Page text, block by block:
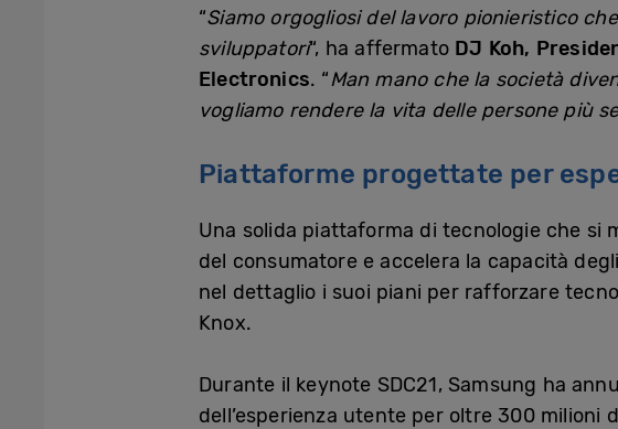
“Siamo orgogliosi del lavoro pionieristico
sviluppatori“, ha affermato DJ Koh,
Electronics. “Man mano che la società
vogliamo rendere la vita delle persone più
Piattaforme progettate per
Una solida piattaforma di tecnologie che si
del consumatore e accelera la capacità
nel dettaglio i suoi piani per rafforzare
Knox.
Durante il keynote SDC21, Samsung ha
dell’esperienza utente per oltre 300 milioni